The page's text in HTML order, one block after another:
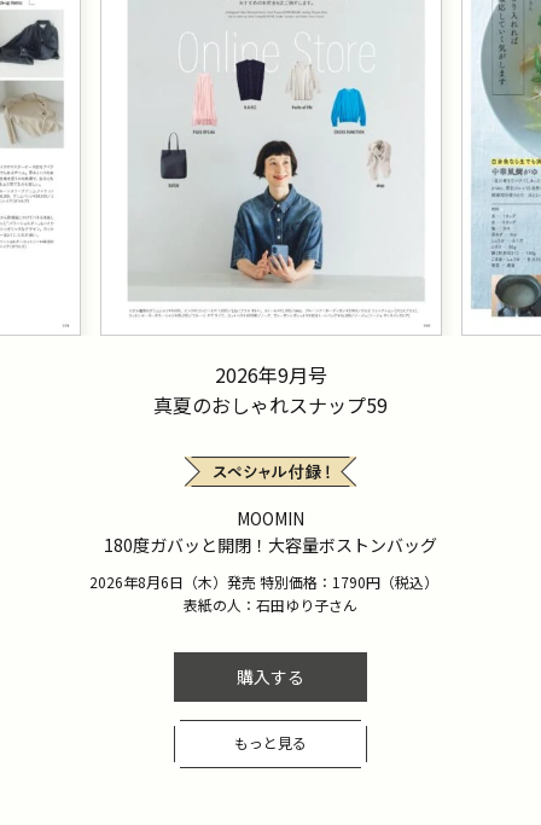
2026年9月号
真夏のおしゃれスナップ59
MOOMIN
180度ガバッと開閉！大容量ボストンバッグ
2026年8月6日（木）発売 特別価格：1790円（税込）
表紙の人：石田ゆり子さん
購入する
もっと見る